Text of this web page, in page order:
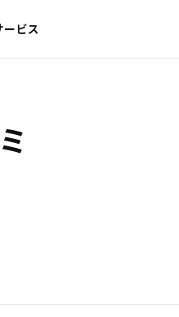
ービス